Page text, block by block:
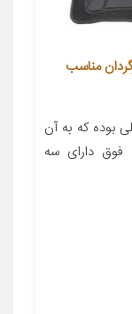
مناسب
بوده که به آن
دارای سه